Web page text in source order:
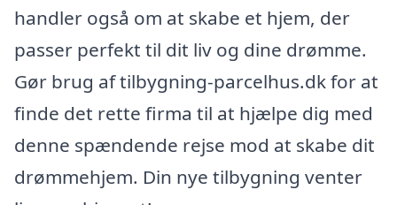
handler også om at skabe et hjem, der
passer perfekt til dit liv og dine drømme.
Gør brug af tilbygning-parcelhus.dk for at
finde det rette firma til at hjælpe dig med
denne spændende rejse mod at skabe dit
drømmehjem. Din nye tilbygning venter